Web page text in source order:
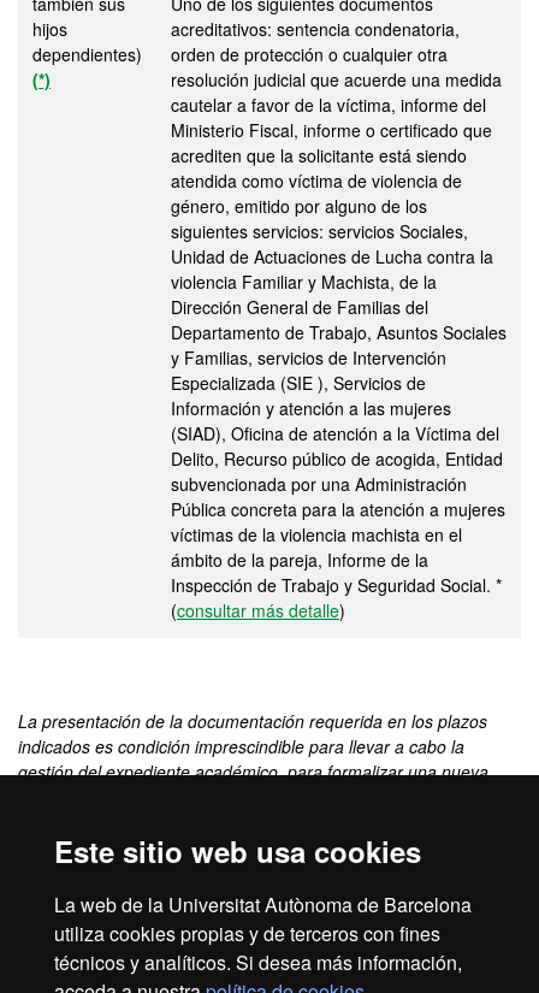
Este sitio web usa cookies
La web de la Universitat Autònoma de Barcelona
utiliza cookies propias y de terceros con fines
técnicos y analíticos. Si desea más información,
hijos
dependientes)
(*)
acreditativos: sentencia condenatoria,
orden de protección o cualquier otra
resolución judicial que acuerde una medida
cautelar a favor de la víctima, informe del
Ministerio Fiscal, informe o certificado que
acrediten que la solicitante está siendo
atendida como víctima de violencia de
género, emitido por alguno de los
siguientes servicios: servicios Sociales,
Unidad de Actuaciones de Lucha contra la
violencia Familiar y Machista, de la
Dirección General de Familias del
Departamento de Trabajo, Asuntos Sociales
y Familias, servicios de Intervención
Especializada (SIE ), Servicios de
Información y atención a las mujeres
(SIAD), Oficina de atención a la Víctima del
Delito, Recurso público de acogida, Entidad
subvencionada por una Administración
Pública concreta para la atención a mujeres
víctimas de la violencia machista en el
ámbito de la pareja, Informe de la
Inspección de Trabajo y Seguridad Social. *
(consultar más detalle)
La presentación de la documentación requerida en los plazos
indicados es condición imprescindible para llevar a cabo la
gestión del expediente académico, para formalizar una nueva
etc.).
determinar la condición de víctima de violencia machista en el
ámbito de la pareja a los efectos de exención de precios y tasas
universitarias aprobada por el Consejo Interuniversitario de
Cataluña, donde se establece la vigencia de estos documentos a